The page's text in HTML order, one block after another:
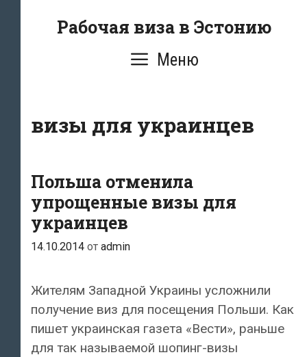
Рабочая виза в Эстонию
Меню
визы для украинцев
Польша отменила
упрощенные визы для
украинцев
14.10.2014 от admin
Жителям Западной Украины усложнили
получение виз для посещения Польши. Как
пишет украинская газета «Вести», раньше
для так называемой шопинг-визы